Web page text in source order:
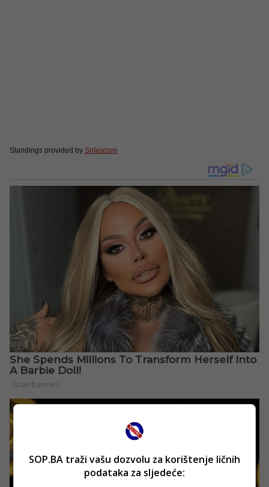
Standings provided by Sofascore
SOP.BA traži vašu dozvolu za korištenje ličnih
podataka za sljedeće: